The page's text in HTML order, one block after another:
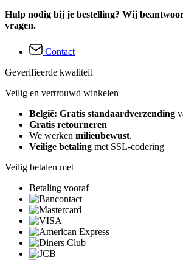
Hulp nodig bij je bestelling? Wij
vragen.
Contact
Geverifieerde kwaliteit
Veilig en vertrouwd winkelen
België: Gratis standaardverzending
Gratis retourneren
We werken milieubewust.
Veilige betaling met SSL-codering
Veilig betalen met
Betaling vooraf